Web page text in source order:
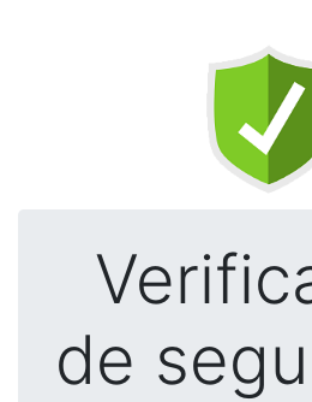
de